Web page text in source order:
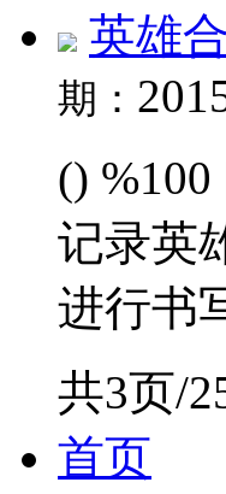
英雄
期：
()
记录英
进行书
共3页/
首页